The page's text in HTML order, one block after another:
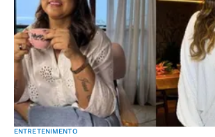
ENTRETENIMENTO